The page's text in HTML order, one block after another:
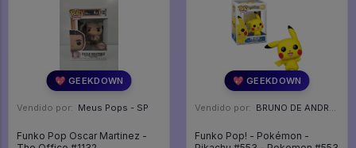
💖 GEEKDOWN
Vendido por: Meus Pops - SP
Funko Pop Oscar Martinez -
💖 GEEKDOWN
Vendido por: BRUNO DE ANDRADE CLEMENTE - SC
Funko Pop! - Pokémon -